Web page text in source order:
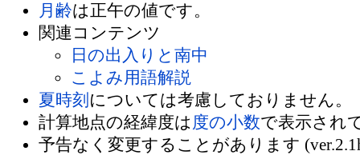
月齢は正午の値です。
関連コンテンツ
日の出入りと南中
こよみ用語解説
夏時刻 については考慮しておりません。
計算地点の経緯度は 度の小数で表示され
予告なく変更することがあります